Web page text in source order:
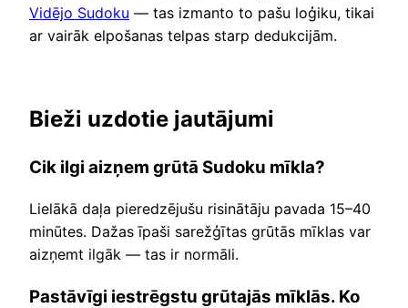
Vidējo Sudoku — tas izmanto to pašu loģiku, tikai
ar vairāk elpošanas telpas starp dedukcijām.
Bieži uzdotie jautājumi
Cik ilgi aizņem grūtā Sudoku mīkla?
Lielākā daļa pieredzējušu risinātāju pavada 15–40
minūtes. Dažas īpaši sarežģītas grūtās mīklas var
aizņemt ilgāk — tas ir normāli.
Pastāvīgi iestrēgstu grūtajās mīklās. Ko